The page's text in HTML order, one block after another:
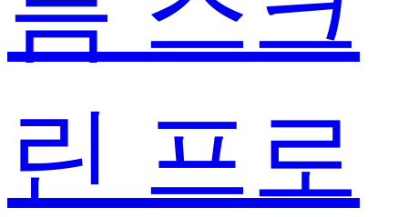
린 프로